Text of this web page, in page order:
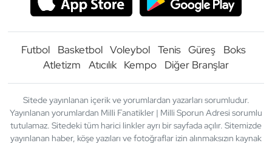
Futbol Basketbol Voleybol Tenis Güreş
Boks
Atletizm
Atıcılık Kempo Diğer Branşlar
Sitede yayınlanan içerik ve yorumlardan yazarları sorumludur.
Yayınlanan yorumlardan Milli Fanatikler | Milli Sporun Adresi sorumlu
tutulamaz. Sitedeki tüm harici linkler ayrı bir sayfada açılır. Sitemizde
yayınlanan haber, köşe yazıları ve fotoğraflar izin alınmaksızın kaynak